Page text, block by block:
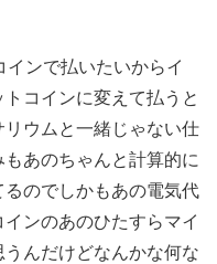
ンで払いたいからイ
コインに変えて払うと
ウムと一緒じゃない仕
あのちゃんと計算的に
のでしかもあの電気代
ンのあのひたすらマイ
んだけどなんかな何な